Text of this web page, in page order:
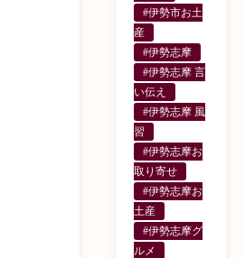
#伊勢市お土
産
#伊勢志摩
#伊勢志摩 言
い伝え
#伊勢志摩 風
習
#伊勢志摩お
取り寄せ
#伊勢志摩お
土産
#伊勢志摩グ
ルメ